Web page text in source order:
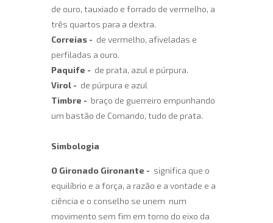
de ouro, tauxiado e forrado de vermelho, a
três quartos para a dextra.
Correias - de vermelho, afiveladas e
perfiladas a ouro.
Paquife - de prata, azul e púrpura.
Virol - de púrpura e azul
Timbre - braço de guerreiro empunhando
um bastão de Comando, tudo de prata.
Simbologia
O Gironado Gironante - significa que o
equilíbrio e a força, a razão e a vontade e a
ciência e o conselho se unem num
movimento sem fim em torno do eixo da